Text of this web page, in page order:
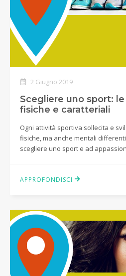
2 Giugno 2019
Scegliere uno sport:
fisiche e caratteriali
Ogni attività sportiva sollecita e
fisiche, ma anche mentali
scegliere uno sport e ad
APPROFONDISCI